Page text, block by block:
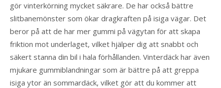
gör vinterkörning mycket säkrare. De har också bättre
slitbanemönster som ökar dragkraften på isiga vägar. Det
beror på att de har mer gummi på vägytan för att skapa
friktion mot underlaget, vilket hjälper dig att snabbt och
säkert stanna din bil i hala förhållanden. Vinterdäck har även
mjukare gummiblandningar som är bättre på att greppa
isiga ytor än sommardäck, vilket gör att du kommer att